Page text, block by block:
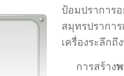
ป้อมปราการ
สมุทรปรากา
เครื่องระลึก
การสร้างพ